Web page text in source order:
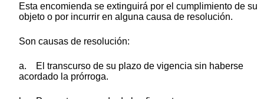
Esta encomienda se extinguirá por el cumplimiento de su
objeto o por incurrir en alguna causa de resolución.
Son causas de resolución:
a. El transcurso de su plazo de vigencia sin haberse
acordado la prórroga.